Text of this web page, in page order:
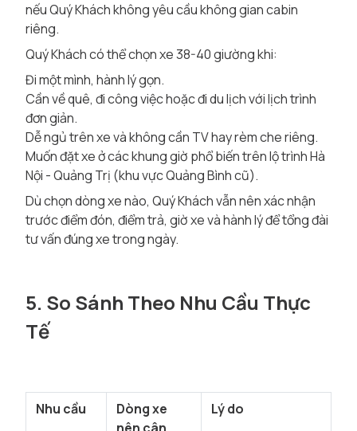
nếu Quý Khách không yêu cầu không gian cabin
riêng.
Quý Khách có thể chọn xe 38-40 giường khi:
Đi một mình, hành lý gọn.
Cần về quê, đi công việc hoặc đi du lịch với lịch trình
đơn giản.
Dễ ngủ trên xe và không cần TV hay rèm che riêng.
Muốn đặt xe ở các khung giờ phổ biến trên lộ trình Hà
Nội - Quảng Trị (khu vực Quảng Bình cũ).
Dù chọn dòng xe nào, Quý Khách vẫn nên xác nhận
trước điểm đón, điểm trả, giờ xe và hành lý để tổng đài
tư vấn đúng xe trong ngày.
5. So Sánh Theo Nhu Cầu Thực
Tế
Nhu cầu
Dòng xe
Lý do